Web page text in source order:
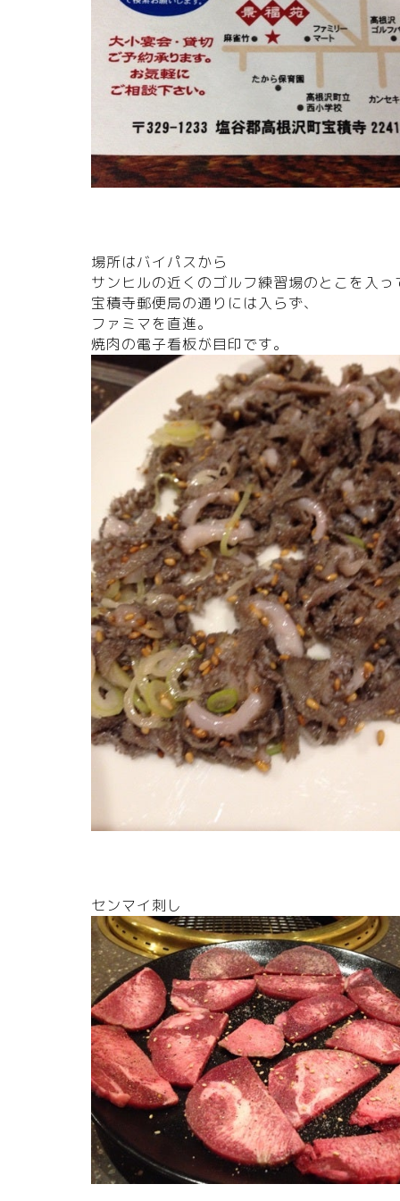
場所はバイパスから
サンヒルの近くのゴルフ練習場のとこを入っ
宝積寺郵便局の通りには入らず、
ファミマを直進。
焼肉の電子看板が目印です。
センマイ刺し